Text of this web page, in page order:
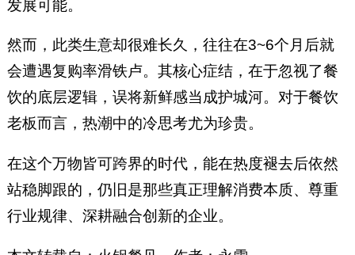
发展可能。
然而，此类生意却很难长久，往往在3~6个月后就
会遭遇复购率滑铁卢。其核心症结，在于忽视了餐
饮的底层逻辑，误将新鲜感当成护城河。对于餐饮
老板而言，热潮中的冷思考尤为珍贵。
在这个万物皆可跨界的时代，能在热度褪去后依然
站稳脚跟的，仍旧是那些真正理解消费本质、尊重
行业规律、深耕融合创新的企业。